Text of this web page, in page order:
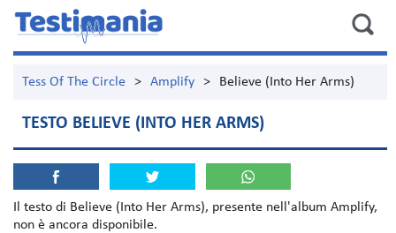
Tess Of The Circle > Amplify > Believe (Into Her Arms)
TESTO BELIEVE (INTO HER ARMS)
Il testo di Believe (Into Her Arms), presente nell'album Amplify,
non è ancora disponibile.